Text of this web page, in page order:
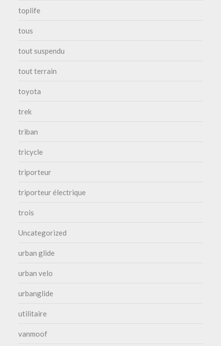
toplife
tous
tout suspendu
tout terrain
toyota
trek
triban
tricycle
triporteur
triporteur électrique
trois
Uncategorized
urban glide
urban velo
urbanglide
utilitaire
vanmoof